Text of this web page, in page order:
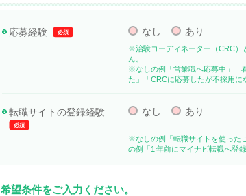
応募経験 必須 なし あり
※治験コーディネーター（CRC）
ん。
※なしの例「営業職へ応募中」「
た」「CRCに応募したが不採用に
転職サイトの登録経験
必須
なし あり
※なしの例「転職サイトを使った
の例「1 年前にマイナビ転職へ登
希望条件をご入力ください。